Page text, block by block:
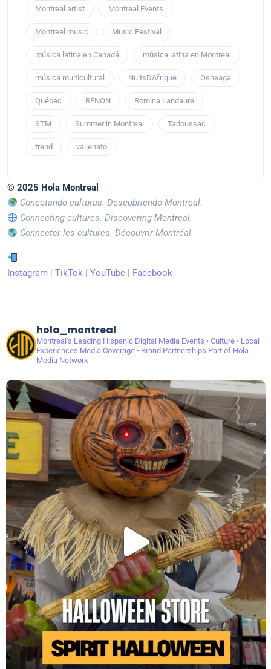
Montreal artist Montreal Events
Montreal music Music Festival
música latina en Canadá música latina en Montreal
música multicultural NuitsDAfrique Osheaga
Québec RENON Romina Landaure
STM Summer in Montreal Tadoussac
trend vallenato
© 2025 Hola Montreal
Conectando culturas. Descubriendo Montreal.
Connecting cultures. Discovering Montreal.
Connecter les cultures. Découvrir Montréal.
Instagram | TikTok | YouTube | Facebook
hola_montreal
Montreal’s Leading Hispanic Digital MediaEvents • Culture • Local
Experiences Media Coverage • Brand Partnerships Part of Hola
Media Network